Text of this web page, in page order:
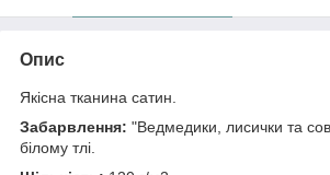
Опис
Якісна тканина сатин.
Забарвлення: "Ведмедики, лисички та
білому тлі.